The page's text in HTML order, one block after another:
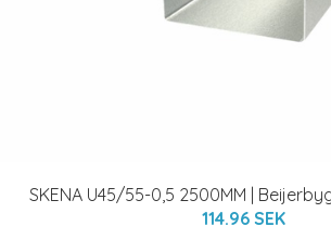
SKENA U45/55-0,5 2500MM |
114.96 SEK